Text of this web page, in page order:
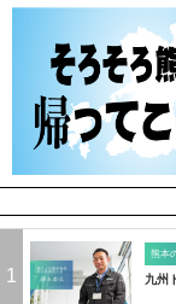
1
熊本
九州